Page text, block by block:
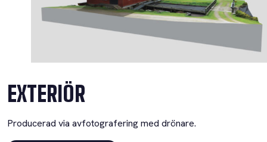
EXTERIÖR
Producerad via avfotografering med drönare.